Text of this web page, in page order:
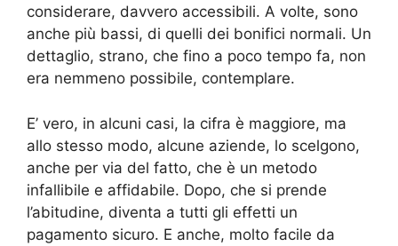
considerare, davvero accessibili. A volte, sono
anche più bassi, di quelli dei bonifici normali. Un
dettaglio, strano, che fino a poco tempo fa, non
era nemmeno possibile, contemplare.
E’ vero, in alcuni casi, la cifra è maggiore, ma
allo stesso modo, alcune aziende, lo scelgono,
anche per via del fatto, che è un metodo
infallibile e affidabile. Dopo, che si prende
l’abitudine, diventa a tutti gli effetti un
pagamento sicuro. E anche, molto facile da